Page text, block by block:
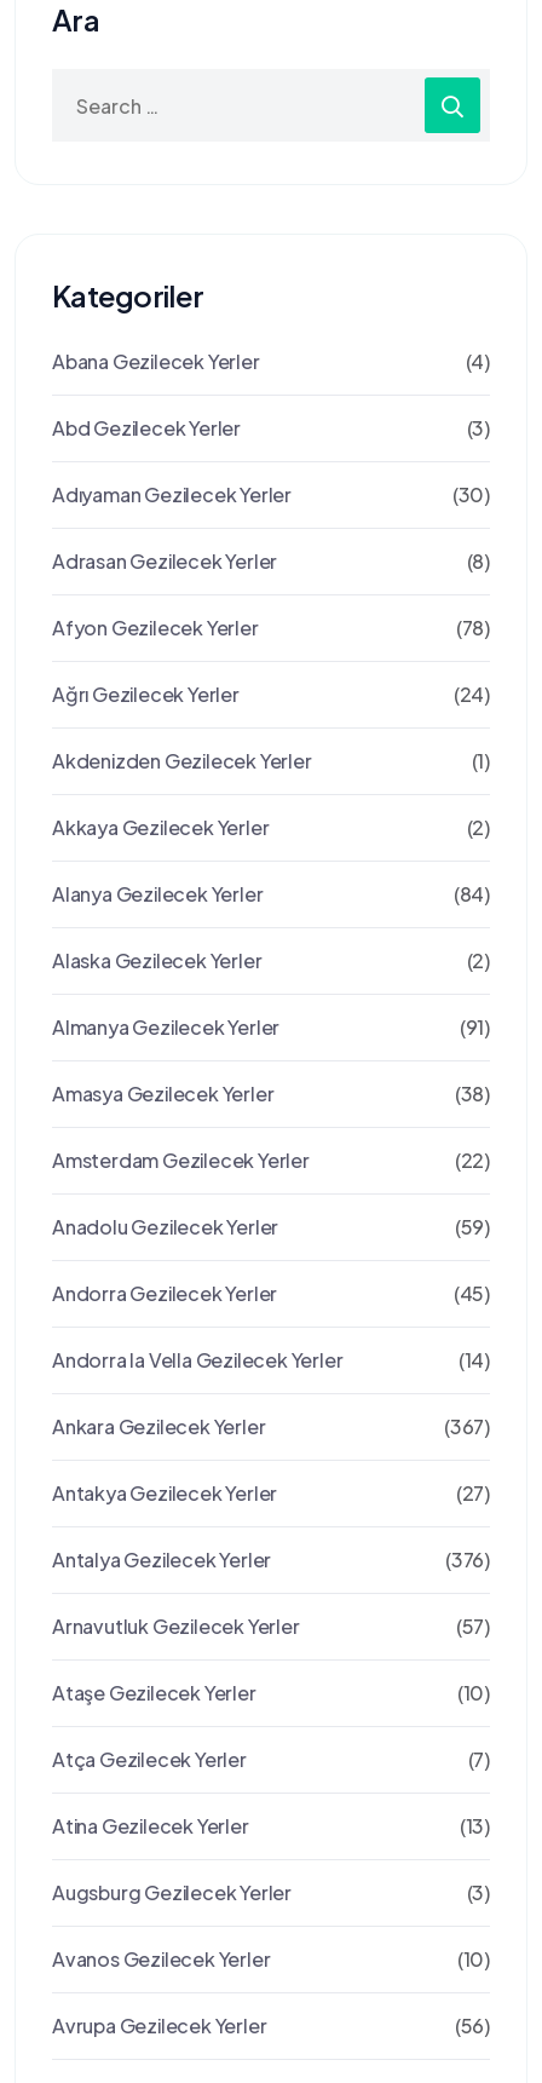
Ara
for:
Kategoriler
Abana Gezilecek Yerler (4)
Abd Gezilecek Yerler (3)
Adıyaman Gezilecek Yerler (30)
Adrasan Gezilecek Yerler (8)
Afyon Gezilecek Yerler (78)
Ağrı Gezilecek Yerler (24)
Akdenizden Gezilecek Yerler (1)
Akkaya Gezilecek Yerler (2)
Alanya Gezilecek Yerler (84)
Alaska Gezilecek Yerler (2)
Almanya Gezilecek Yerler (91)
Amasya Gezilecek Yerler (38)
Amsterdam Gezilecek Yerler (22)
Anadolu Gezilecek Yerler (59)
Andorra Gezilecek Yerler (45)
Andorra la Vella Gezilecek Yerler (14)
Ankara Gezilecek Yerler (367)
Antakya Gezilecek Yerler (27)
Antalya Gezilecek Yerler (376)
Arnavutluk Gezilecek Yerler (57)
Ataşe Gezilecek Yerler (10)
Atça Gezilecek Yerler (7)
Atina Gezilecek Yerler (13)
Augsburg Gezilecek Yerler (3)
Avanos Gezilecek Yerler (10)
Avrupa Gezilecek Yerler (56)